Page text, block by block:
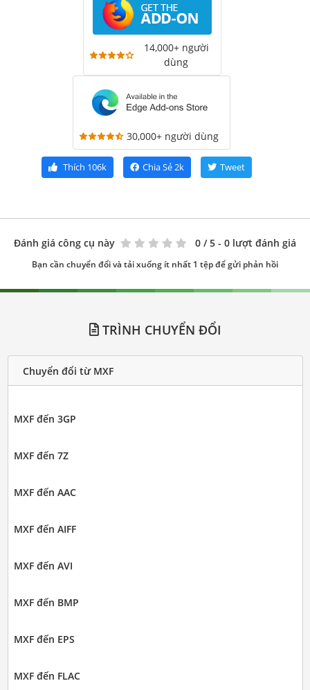
14,000+ người
dùng
30,000+ người dùng
Thích 106k Chia Sẻ2k Tweet
Đánh giá công cụ này 0 / 5 - 0 lượt đánh giá
Bạn cần chuyển đổi và tải xuống ít nhất 1 tệp để gửi phản hồi
TRÌNH CHUYỂN ĐỔI
Chuyển đổi từ MXF
MXF đến 3GP
MXF đến 7Z
MXF đến AAC
MXF đến AIFF
MXF đến AVI
MXF đến BMP
MXF đến EPS
MXF đến FLAC